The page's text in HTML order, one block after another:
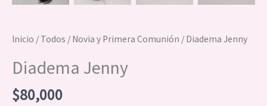
Inicio / Todos / Novia y Primera Comunión / Diadema Jenny
Diadema Jenny
$80,000